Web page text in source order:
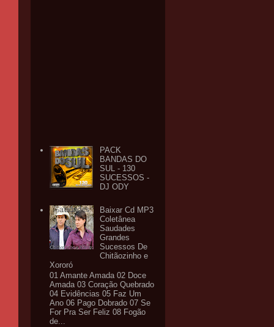
PACK
BANDAS DO
SUL - 130
SUCESSOS -
DJ ODY
Baixar Cd MP3
Coletânea
Saudades
Grandes
Sucessos De
Chitãozinho e
Xororó
01 Amante Amada 02 Doce
Amada 03 Coração Quebrado
04 Evidências 05 Faz Um
Ano 06 Pago Dobrado 07 Se
For Pra Ser Feliz 08 Fogão
de...